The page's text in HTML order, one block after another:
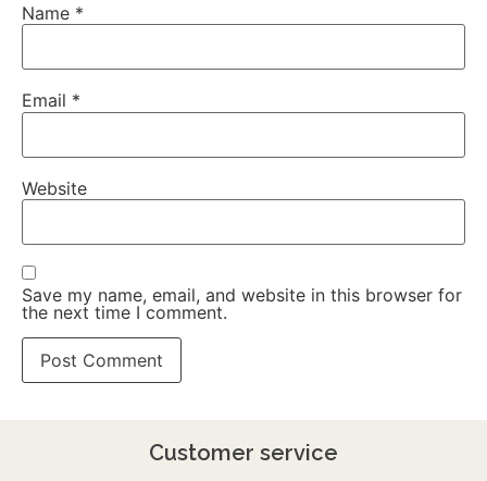
Name *
Email *
Website
Save my name, email, and website in this browser for
the next time I comment.
Customer service